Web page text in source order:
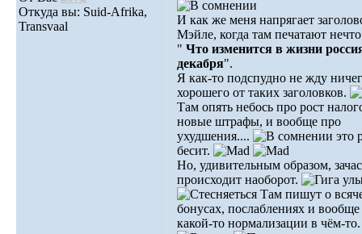
Откуда вы: Suid-Afrika,
Transvaal
И как же меня напрягает
Мэйле, когда там печатают
" Что изменится в жизни
декабря".
Я как-то подспудно не жду
хорошего от таких заголовков.
Там опять небось про рост
новые штрафы, и вообще про
ухудшения....
это
бесит.
Но, удивительным образом,
происходит наоборот.
Там пишут о
бонусах, послаблениях и вообще
какой-то нормализации в чём-то.